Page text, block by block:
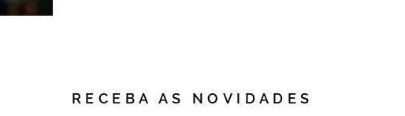
RECEBA AS NOVIDADES